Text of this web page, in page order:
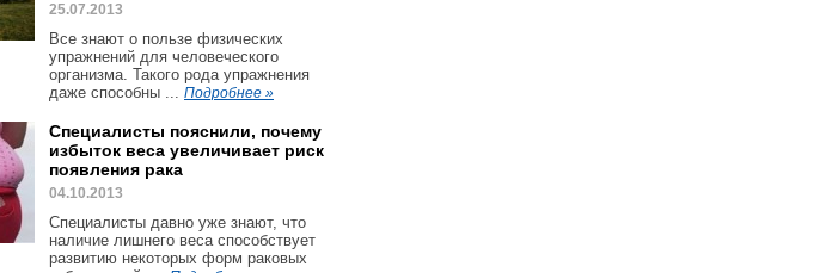
25.07.2013
Все знают о пользе физических
упражнений для человеческого
организма. Такого рода упражнения
даже способны ... Подробнее »
Специалисты пояснили, почему
избыток веса увеличивает риск
появления рака
04.10.2013
Специалисты давно уже знают, что
наличие лишнего веса способствует
развитию некоторых форм раковых